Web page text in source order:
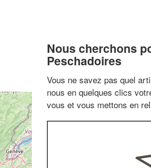
Nous cherchons
Peschadoires
Vous ne savez pas quel
nous en quelques clics
vous et vous mettons en